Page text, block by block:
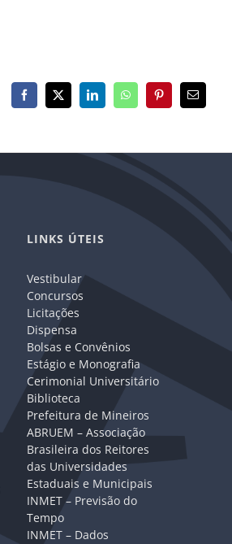
Facebook
X LinkedInWhatsAppPinterest
E-
mail
LINKS ÚTEIS
Vestibular
Concursos
Licitações
Dispensa
Bolsas e Convênios
Estágio e Monografia
Cerimonial Universitário
Biblioteca
Prefeitura de Mineiros
ABRUEM – Associação
Brasileira dos Reitores
das Universidades
Estaduais e Municipais
INMET – Previsão do
Tempo
INMET – Dados